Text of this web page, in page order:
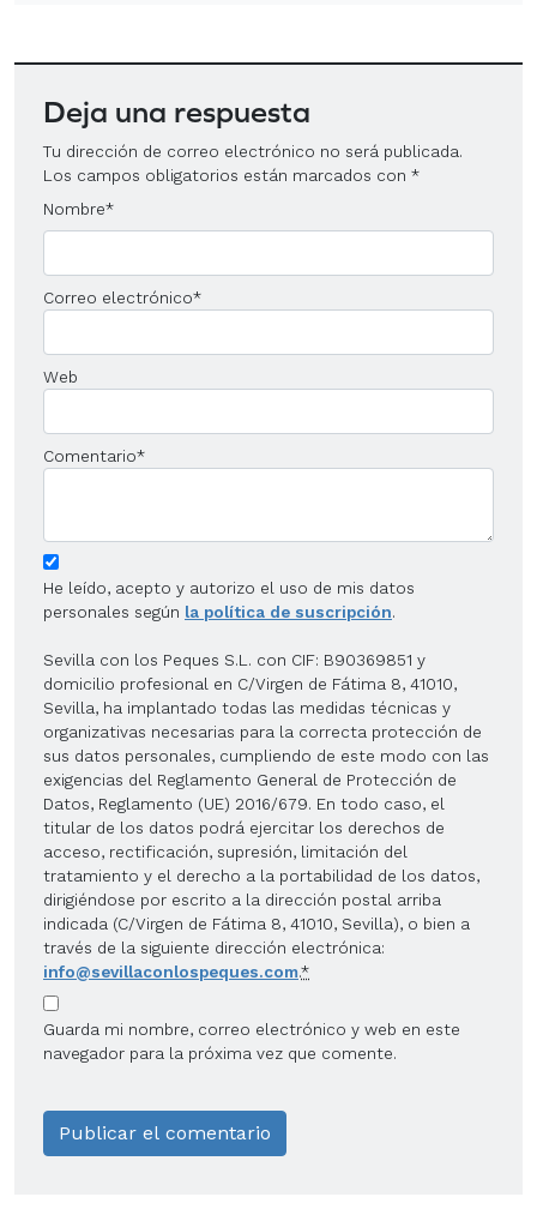
Deja una respuesta
Tu dirección de correo electrónico no será publicada.
Los campos obligatorios están marcados con *
Nombre*
Correo electrónico*
Web
Comentario*
He leído, acepto y autorizo el uso de mis datos
personales según la política de suscripción.
Sevilla con los Peques S.L. con CIF: B90369851 y
domicilio profesional en C/Virgen de Fátima 8, 41010,
Sevilla, ha implantado todas las medidas técnicas y
organizativas necesarias para la correcta protección de
sus datos personales, cumpliendo de este modo con las
exigencias del Reglamento General de Protección de
Datos, Reglamento (UE) 2016/679. En todo caso, el
titular de los datos podrá ejercitar los derechos de
acceso, rectificación, supresión, limitación del
tratamiento y el derecho a la portabilidad de los datos,
dirigiéndose por escrito a la dirección postal arriba
indicada (C/Virgen de Fátima 8, 41010, Sevilla), o bien a
través de la siguiente dirección electrónica:
info@sevillaconlospeques.com.*
Guarda mi nombre, correo electrónico y web en este
navegador para la próxima vez que comente.